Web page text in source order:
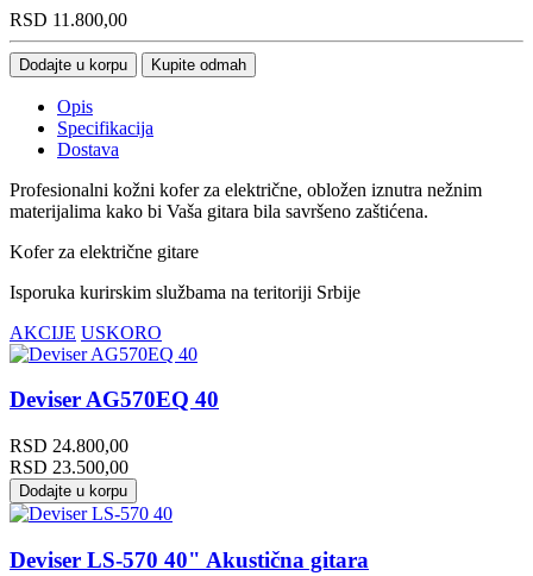
RSD 11.800,00
Dodajte u korpu Kupite odmah
Opis
Specifikacija
Dostava
Profesionalni kožni kofer za električne, obložen iznutra nežnim
materijalima kako bi Vaša gitara bila savršeno zaštićena.
Kofer za električne gitare
Isporuka kurirskim službama na teritoriji Srbije
AKCIJE USKORO
Deviser AG570EQ 40
RSD 24.800,00
RSD 23.500,00
Dodajte u korpu
Deviser LS-570 40" Akustična gitara